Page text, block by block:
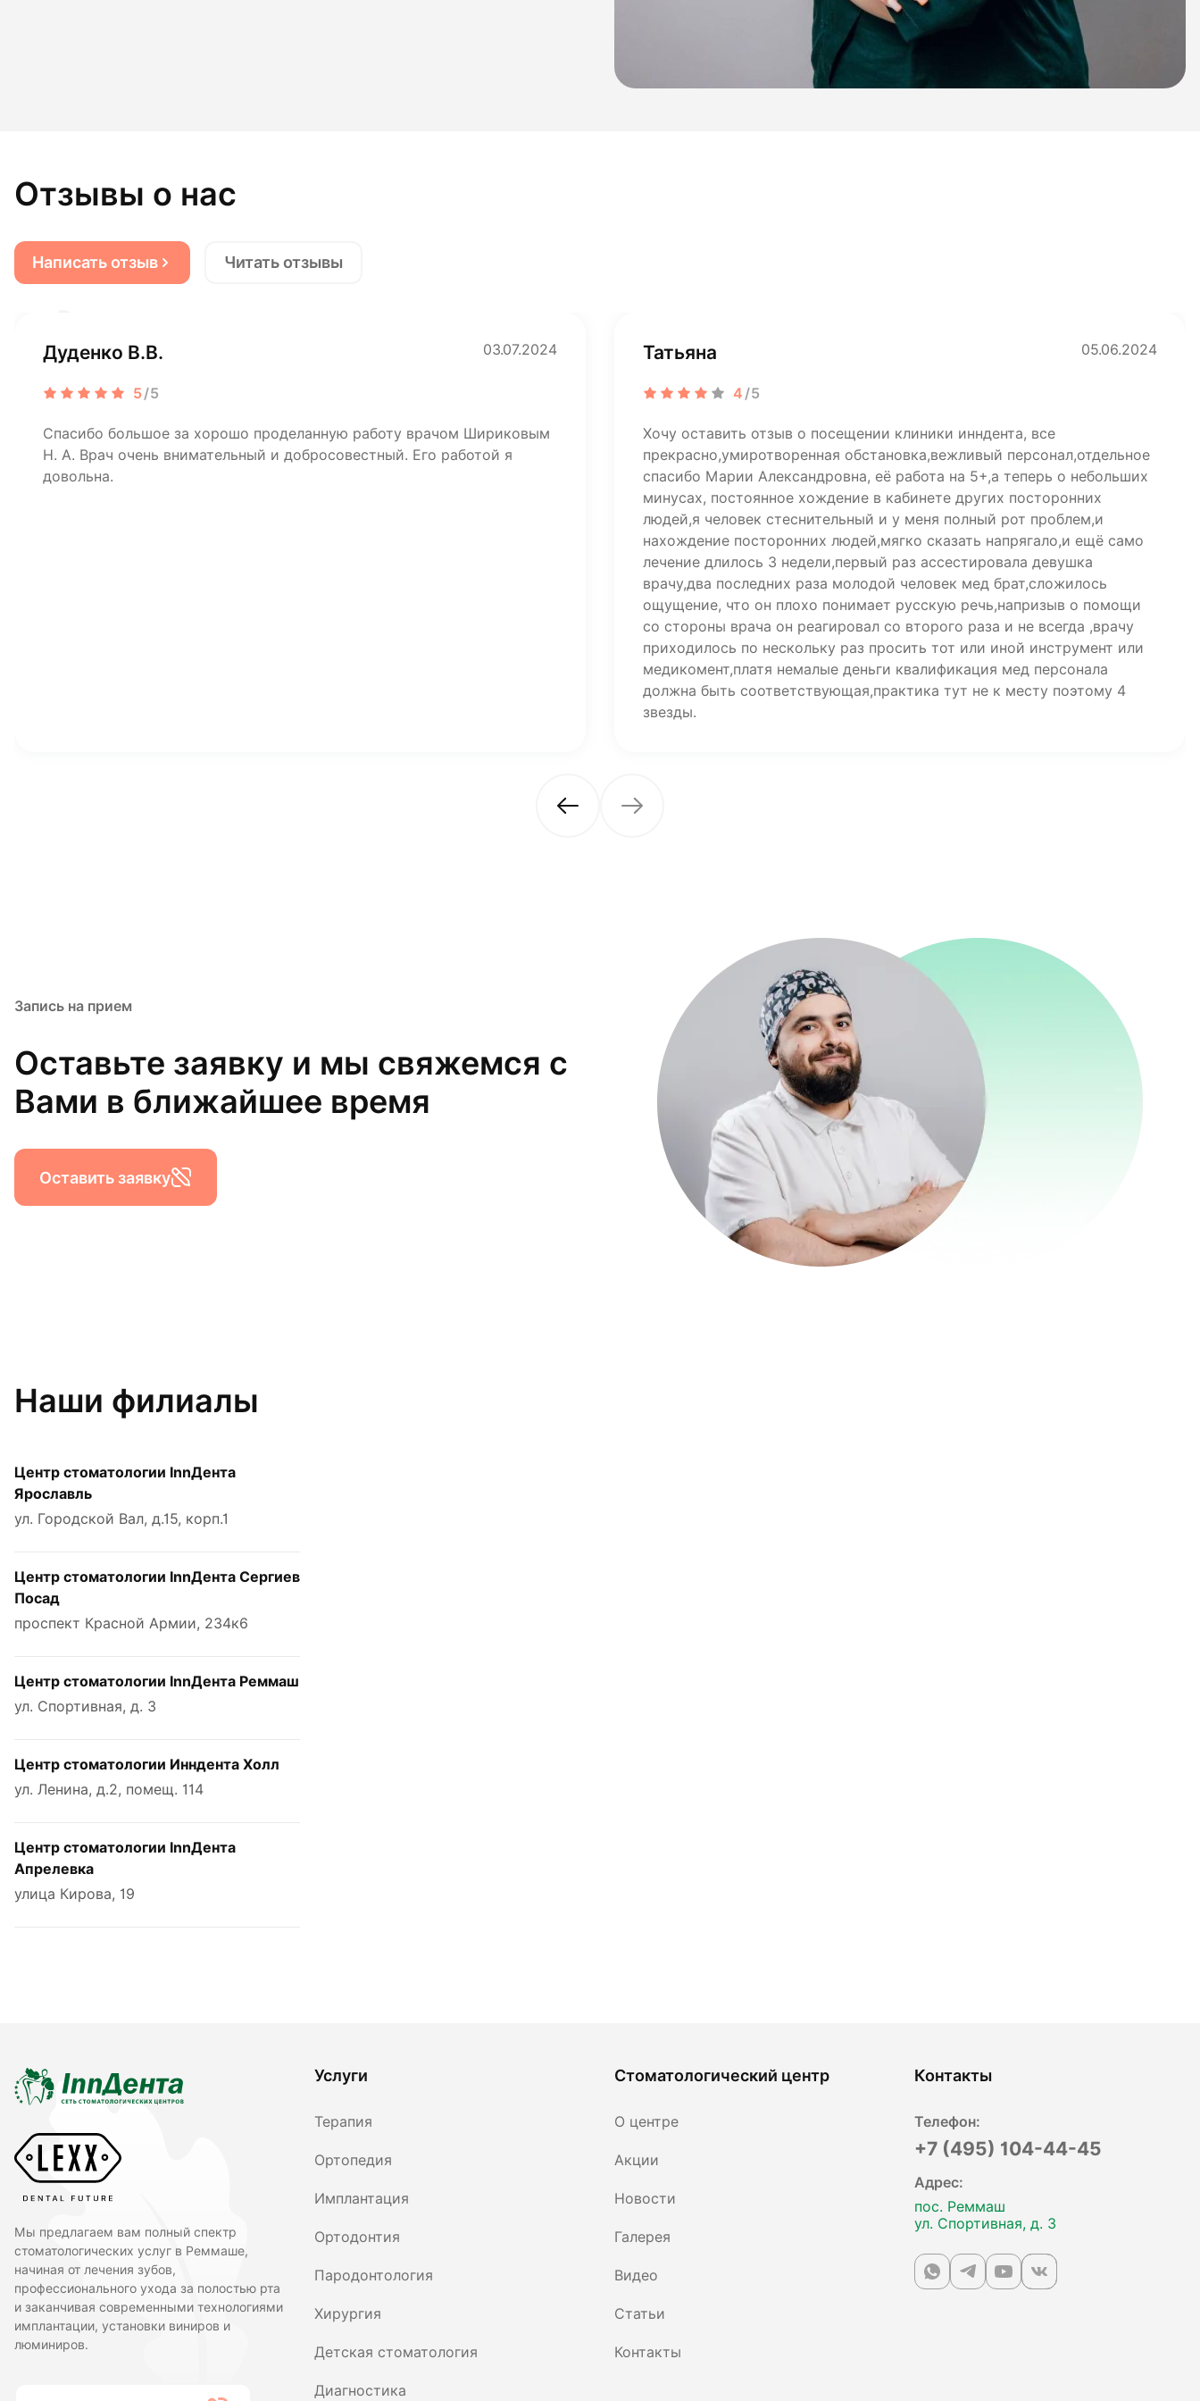
Отзывы о нас
Написать отзыв Читать отзывы
Дуденко В.В. 03.07.2024
5/5
Спасибо большое за хорошо проделанную работу врачом Шириковым
Н. А. Врач очень внимательный и добросовестный. Его работой я
довольна.
Татьяна 05.06.2024
4 /5
Хочу оставить отзыв о посещении клиники инндента, все
прекрасно,умиротворенная обстановка,вежливый персонал,отдельное
спасибо Марии Александровна, её работа на 5+,а теперь о небольших
минусах, постоянное хождение в кабинете других посторонних
людей,я человек стеснительный и у меня полный рот проблем,и
нахождение посторонних людей,мягко сказать напрягало,и ещё само
лечение длилось 3 недели,первый раз ассестировала девушка
врачу,два последних раза молодой человек мед брат,сложилось
ощущение, что он плохо понимает русскую речь,напризыв о помощи
со стороны врача он реагировал со второго раза и не всегда ,врачу
приходилось по нескольку раз просить тот или иной инструмент или
медикомент,платя немалые деньги квалификация мед персонала
должна быть соответствующая,практика тут не к месту поэтому 4
звезды.
Запись на прием
Оставьте заявку и мы свяжемся с
Вами в ближайшее время
Оставить заявку
Наши филиалы
Центр стоматологии InnДента
Ярославль
ул. Городской Вал, д.15, корп.1
Центр стоматологии InnДента Сергиев
Посад
проспект Красной Армии, 234к6
Центр стоматологии InnДента Реммаш
ул. Спортивная, д. 3
Центр стоматологии Инндента Холл
ул. Ленина, д.2, помещ. 114
Центр стоматологии InnДента
Апрелевка
улица Кирова, 19
Мы предлагаем вам полный спектр
стоматологических услуг в Реммаше,
начиная от лечения зубов,
профессионального ухода за полостью рта
и заканчивая современными технологиями
имплантации, установки виниров и
люминиров.
Услуги
Терапия
Ортопедия
Имплантация
Ортодонтия
Пародонтология
Хирургия
Детская стоматология
Диагностика
Стоматологический центр
О центре
Акции
Новости
Галерея
Видео
Статьи
Контакты
Контакты
Телефон:
+7 (495) 104-44-45
Адрес:
пос. Реммаш
ул. Спортивная, д. 3